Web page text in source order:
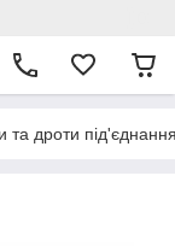
та дроти